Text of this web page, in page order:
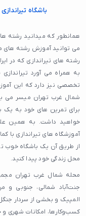
باشگاه
همانطور که میدانید رشته
می توانید آموزش رشته های
رشته های تیراندازی که در
به همراه می آورد
تخصصی نیز دارد که این
شمال غرب تهران میسر می
برای تمرین های خود به یک
خواهید داشت. به همین
آموزشگاه های تیراندازی با
از طریق آن یک باشگاه خوب
محل زندگی خود پیدا کنید.
محله شمال غرب تهران
جنت‌آباد شمالی، جنوبی و
المپیک و بخشی از سردار
کسب‌وکارها، امکانات شهری